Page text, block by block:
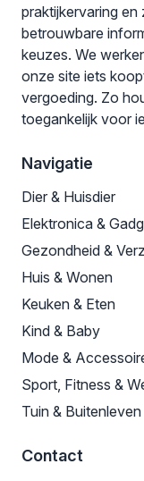
praktijkervaring
betrouwbare
keuzes. We
onze site iets
vergoeding. Zo
toegankelijk voor
Navigatie
Dier & Huisdier
Elektronica &
Gezondheid &
Huis & Wonen
Keuken & Eten
Kind & Baby
Mode &
Sport, Fitness &
Tuin & Buitenleven
Contact